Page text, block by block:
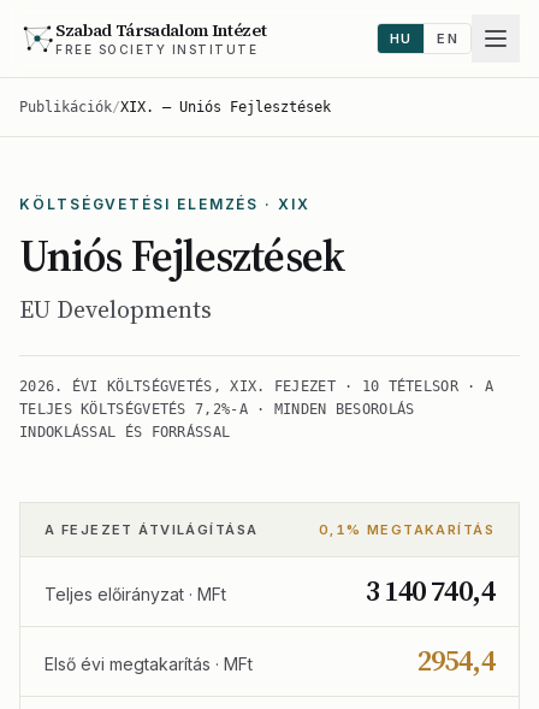
Szabad Társadalom Intézet
FREE SOCIETY INSTITUTE
HU EN
Publikációk/XIX. — Uniós Fejlesztések
KÖLTSÉGVETÉSI ELEMZÉS · XIX
Uniós Fejlesztések
EU Developments
2026. ÉVI KÖLTSÉGVETÉS, XIX. FEJEZET · 10 TÉTELSOR · A
TELJES KÖLTSÉGVETÉS 7,2%-A · MINDEN BESOROLÁS
INDOKLÁSSAL ÉS FORRÁSSAL
A FEJEZET ÁTVILÁGÍTÁSA 0,1% MEGTAKARÍTÁS
Teljes előirányzat · MFt 3 140 740,4
Első évi megtakarítás · MFt 2954,4